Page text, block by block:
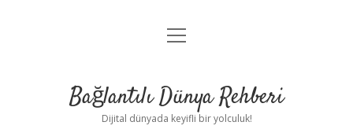
Anasayfa
Yasal Uyarı
menüyü
Bağlantılı Dünya Rehberi
Dijital dünyada keyifli bir yolculuk!